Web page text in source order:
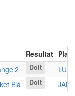
Resultat Plats
2 Dolt
LU B
Blå Dolt JAL 1